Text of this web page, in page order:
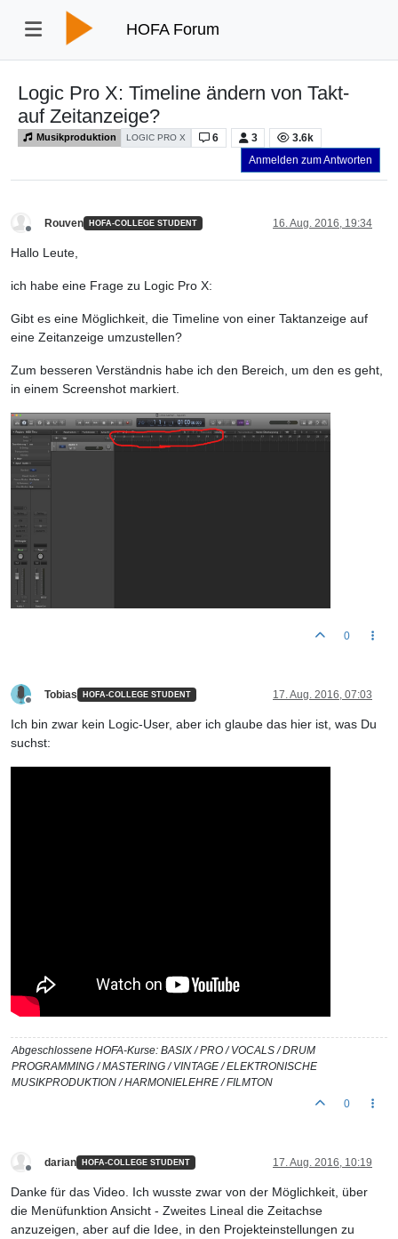
HOFA Forum
Logic Pro X: Timeline ändern von Takt-
auf Zeitanzeige?
Musikproduktion LOGIC PRO X 6 3
3.6k
Anmelden zum Antworten
Rouven HOFA-COLLEGE STUDENT 16. Aug. 2016, 19:34
Hallo Leute,
ich habe eine Frage zu Logic Pro X:
Gibt es eine Möglichkeit, die Timeline von einer Taktanzeige auf
eine Zeitanzeige umzustellen?
Zum besseren Verständnis habe ich den Bereich, um den es geht,
in einem Screenshot markiert.
0
Tobias HOFA-COLLEGE STUDENT 17. Aug. 2016, 07:03
Ich bin zwar kein Logic-User, aber ich glaube das hier ist, was Du
suchst:
Abgeschlossene HOFA-Kurse: BASIX / PRO / VOCALS / DRUM
PROGRAMMING / MASTERING / VINTAGE / ELEKTRONISCHE
MUSIKPRODUKTION / HARMONIELEHRE / FILMTON
0
darian HOFA-COLLEGE STUDENT 17. Aug. 2016, 10:19
Danke für das Video. Ich wusste zwar von der Möglichkeit, über
die Menüfunktion Ansicht - Zweites Lineal die Zeitachse
anzuzeigen, aber auf die Idee, in den Projekteinstellungen zu